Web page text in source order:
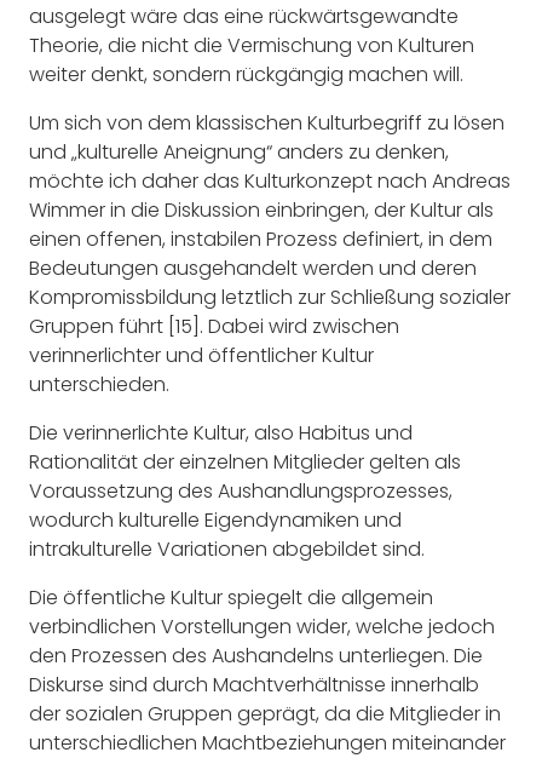
ausgelegt wäre das eine rückwärtsgewandte
Theorie, die nicht die Vermischung von Kulturen
weiter denkt, sondern rückgängig machen will.
Um sich von dem klassischen Kulturbegriff zu lösen
und „kulturelle Aneignung“ anders zu denken,
möchte ich daher das Kulturkonzept nach Andreas
Wimmer in die Diskussion einbringen, der Kultur als
einen offenen, instabilen Prozess definiert, in dem
Bedeutungen ausgehandelt werden und deren
Kompromissbildung letztlich zur Schließung sozialer
Gruppen führt [15]. Dabei wird zwischen
verinnerlichter und öffentlicher Kultur
unterschieden.
Die verinnerlichte Kultur, also Habitus und
Rationalität der einzelnen Mitglieder gelten als
Voraussetzung des Aushandlungsprozesses,
wodurch kulturelle Eigendynamiken und
intrakulturelle Variationen abgebildet sind.
Die öffentliche Kultur spiegelt die allgemein
verbindlichen Vorstellungen wider, welche jedoch
den Prozessen des Aushandelns unterliegen. Die
Diskurse sind durch Machtverhältnisse innerhalb
der sozialen Gruppen geprägt, da die Mitglieder in
unterschiedlichen Machtbeziehungen miteinander